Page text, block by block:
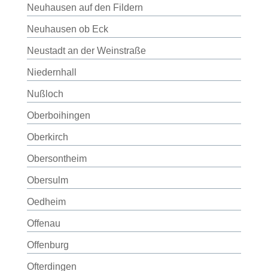
Neuhausen auf den Fildern
Neuhausen ob Eck
Neustadt an der Weinstraße
Niedernhall
Nußloch
Oberboihingen
Oberkirch
Obersontheim
Obersulm
Oedheim
Offenau
Offenburg
Ofterdingen